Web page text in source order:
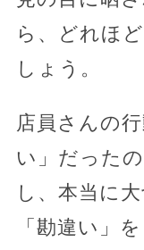
ら、どれほ
しょう。
店員さんの
い」だった
し、本当に
「勘違い」